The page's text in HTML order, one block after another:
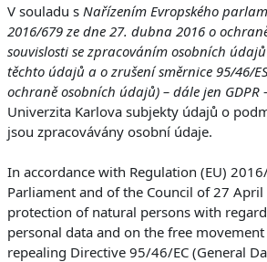
V souladu s Nařízením Evropského
2016/679 ze dne 27. dubna 2016 o
souvislosti se zpracováním osobních
těchto údajů a o zrušení směrnice 95/46/
ochraně osobních údajů) – dále jen GDPR
Univerzita Karlova subjekty údajů o
jsou zpracovávány osobní údaje.
In accordance with Regulation (EU)
Parliament and of the Council of 27
protection of natural persons with
personal data and on the free
repealing Directive 95/46/EC (General